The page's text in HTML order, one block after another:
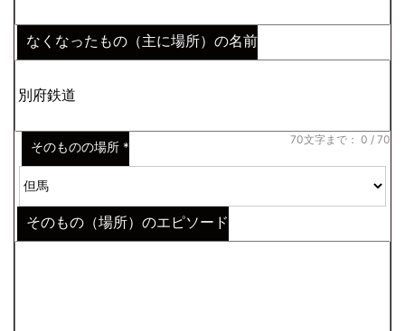
なくなったもの（主に場所）の名前
70文字まで： 0 / 70
そのものの場所 *
そのもの（場所）のエピソード